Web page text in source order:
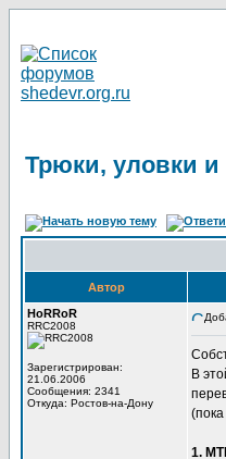
Трюки, уловки и
Автор
HoRRoR
RRC2008
Зарегистрирован:
21.06.2006
Сообщения: 2341
Откуда: Ростов-на-Дону
В
1.